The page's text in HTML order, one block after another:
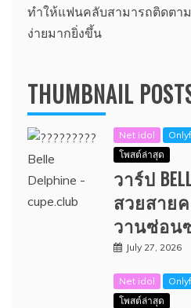
ทำให้แฟนคลับสามารถติดตา
ง่ายมากยิ่งขึ้น
THUMBNAIL
Net idol
โพสต์ล่าสุด
วาร์ป
สวยสาย
วานซ่อน
July 27, 2026
Net idol
โพสต์ล่าสุด